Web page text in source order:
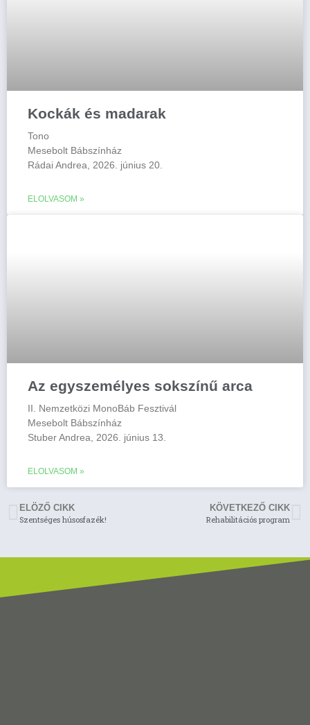
Kockák és madarak
Tono
Mesebolt Bábszínház
Rádai Andrea, 2026. június 20.
ELOLVASOM »
Az egyszemélyes sokszínű arca
II. Nemzetközi MonoBáb Fesztivál
Mesebolt Bábszínház
Stuber Andrea, 2026. június 13.
ELOLVASOM »
ELÖZŐ CIKK
Szentséges húsosfazék!
KÖVETKEZŐ CIKK
Rehabilitációs program